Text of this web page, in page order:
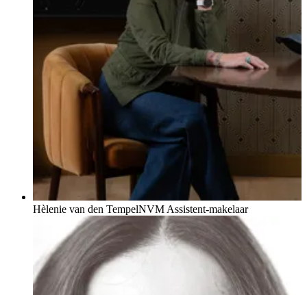
Hèlenie van den TempelNVM Assistent-makelaar